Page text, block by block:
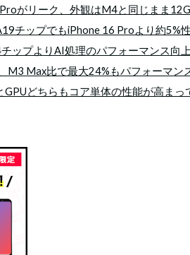
がリーク、外観はM4と同じまま
チップでもiPhone 16 Proより約5%
ップよりAI処理のパフォーマンス向
M3 Max比で最大24%もパフォーマン
どちらもコア単体の性能が高まっ